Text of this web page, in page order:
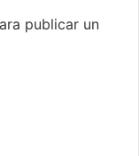
publicar un